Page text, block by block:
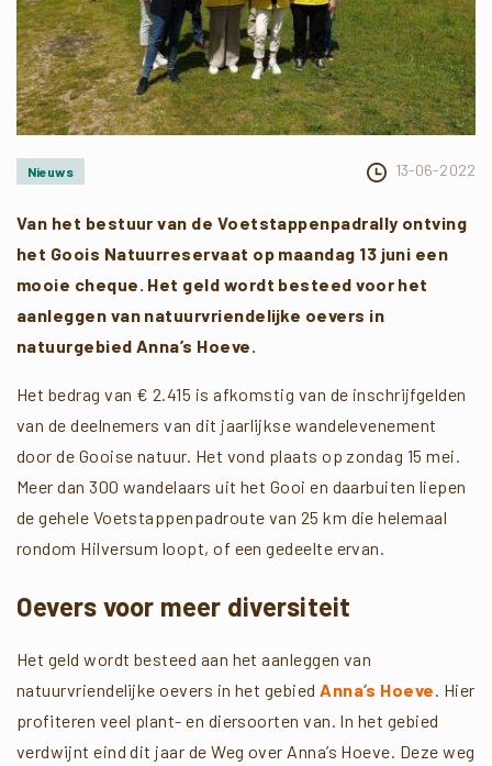
Nieuws 13-06-2022
Van het bestuur van de Voetstappenpadrally ontving
het Goois Natuurreservaat op maandag 13 juni een
mooie cheque. Het geld wordt besteed voor het
aanleggen van natuurvriendelijke oevers in
natuurgebied Anna’s Hoeve.
Het bedrag van € 2.415 is afkomstig van de inschrijfgelden
van de deelnemers van dit jaarlijkse wandelevenement
door de Gooise natuur. Het vond plaats op zondag 15 mei.
Meer dan 300 wandelaars uit het Gooi en daarbuiten liepen
de gehele Voetstappenpadroute van 25 km die helemaal
rondom Hilversum loopt, of een gedeelte ervan.
Oevers voor meer diversiteit
Het geld wordt besteed aan het aanleggen van
natuurvriendelijke oevers in het gebied Anna’s Hoeve . Hier
profiteren veel plant- en diersoorten van. In het gebied
verdwijnt eind dit jaar de Weg over Anna’s Hoeve. Deze weg